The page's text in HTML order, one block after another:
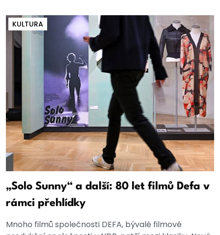
KULTURA
„Solo Sunny“ a další: 80 let filmů Defa v
rámci přehlídky
Mnoho filmů společnosti DEFA, bývalé filmové